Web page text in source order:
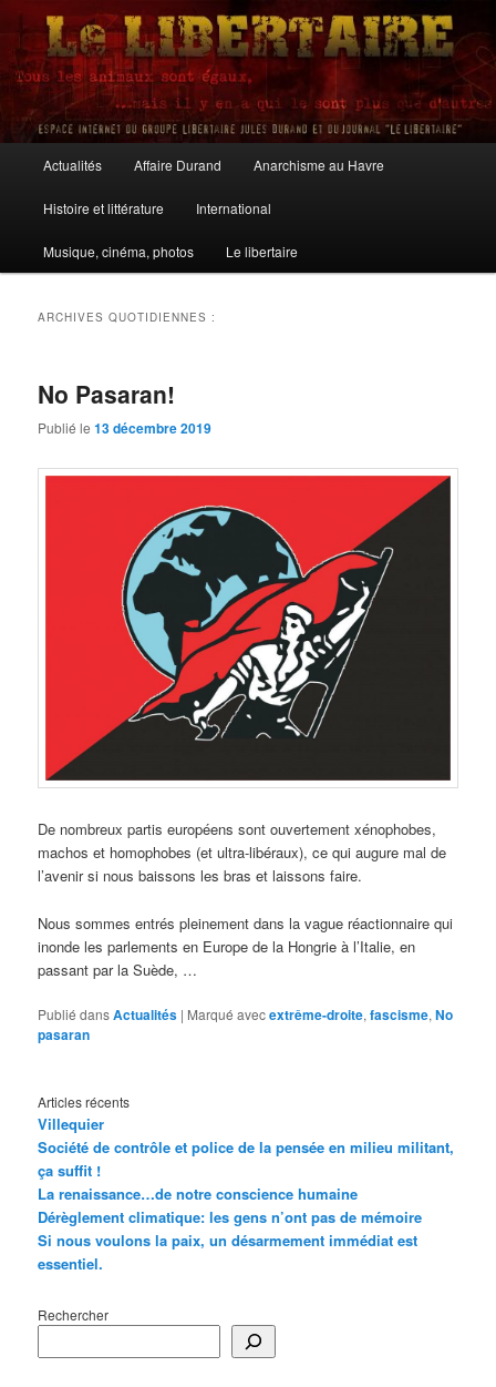
Aller
contenu
principal
Aller
contenu
secondaire
Le Libertaire
principal
Actualités Affaire Durand Anarchisme au Havre
Histoire et littérature International
Musique, cinéma, photos Le libertaire
ARCHIVES QUOTIDIENNES :
No Pasaran!
Publié le13 décembre 2019
De nombreux partis européens sont ouvertement xénophobes,
machos et homophobes (et ultra-libéraux), ce qui augure mal de
l’avenir si nous baissons les bras et laissons faire.
Nous sommes entrés pleinement dans la vague réactionnaire qui
inonde les parlements en Europe de la Hongrie à l’Italie, en
passant par la Suède, …
Publié dansActualités | Marqué avecextrême-droite,fascisme,No
pasaran
Articles récents
Villequier
Société de contrôle et police de la pensée en milieu militant,
ça suffit !
La renaissance…de notre conscience humaine
Dérèglement climatique: les gens n’ont pas de mémoire
Si nous voulons la paix, un désarmement immédiat est
essentiel.
Rechercher